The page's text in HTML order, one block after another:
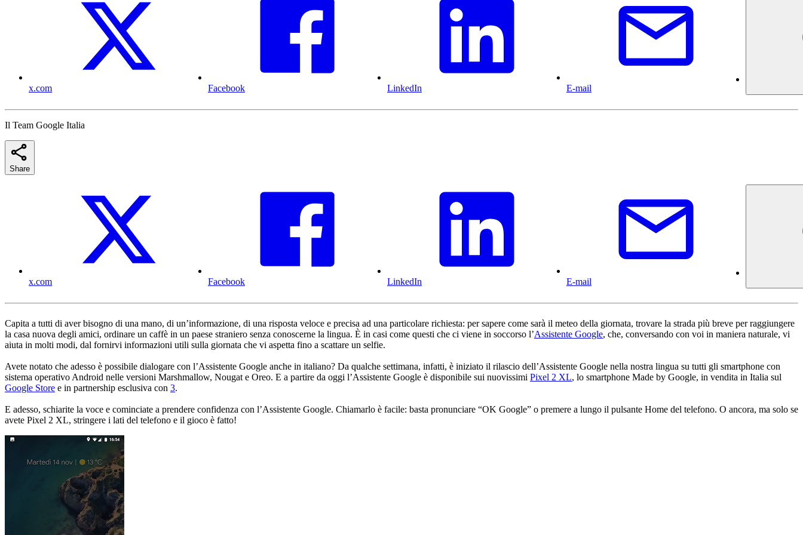
x.com Facebook LinkedIn E-mail
Il Team Google Italia
Share
x.com Facebook LinkedIn E-mail
Capita a tutti di aver bisogno di una mano, di un’informazione, di una risposta veloce e precisa ad una particolare richiesta: per sapere come sarà il meteo della giornata, trovare la strada più breve per raggiungere
la casa nuova degli amici, ordinare un caffè in un paese straniero senza conoscerne la lingua. È in casi come questi che ci viene in soccorso l’Assistente Google, che, conversando con voi in maniera naturale, vi
aiuta in molti modi, dal fornirvi informazioni utili sulla giornata che vi aspetta fino a scattare un selfie.
Avete notato che adesso è possibile dialogare con l’Assistente Google anche in italiano? Da qualche settimana, infatti, è iniziato il rilascio dell’Assistente Google nella nostra lingua su tutti gli smartphone con
sistema operativo Android nelle versioni Marshmallow, Nougat e Oreo. E a partire da oggi l’Assistente Google è disponibile sui nuovissimi Pixel 2 XL, lo smartphone Made by Google, in vendita in Italia sul
Google Store e in partnership esclusiva con 3.
E adesso, schiarite la voce e cominciate a prendere confidenza con l’Assistente Google. Chiamarlo è facile: basta pronunciare “OK Google” o premere a lungo il pulsante Home del telefono. O ancora, ma solo se
avete Pixel 2 XL, stringere i lati del telefono e il gioco è fatto!